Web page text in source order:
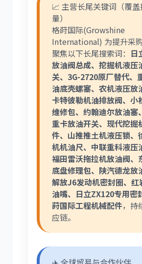
📈 主营长尾关键词（覆
量）
格莳国际(Growshine
International) 为提升采购
聚焦以下长尾搜索词： 日
放油阀总成、挖掘机液压
关、3G-2720原厂替代、
油底壳螺塞、农机液压放
卡特彼勒机油排放阀、小
维修包、约翰迪尔放油塞
重卡放油开关、现代挖掘
件、山推推土机液压锁、
机机油尺、中联重科液压
福田雷沃拖拉机放油阀、
底盘修理包、陕汽德龙放
解放J6发动机密封圈、红
油嘴、日立ZX120专用密
莳国际工程机械配件，持
应链。